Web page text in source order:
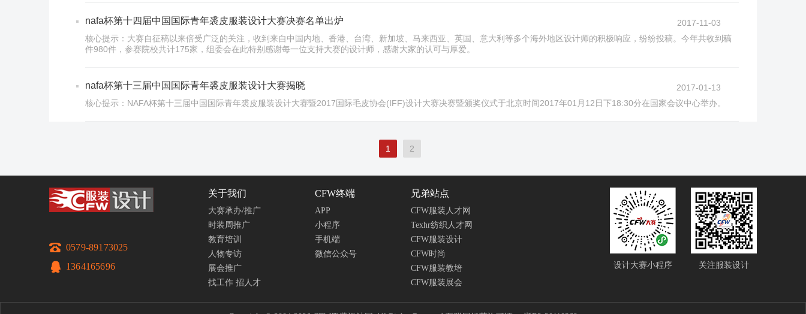
nafa杯第十四届中国国际青年裘皮服装设计大赛决赛名单出炉
2017-11-03
核心提示：大赛自征稿以来倍受广泛的关注，收到来自中国内地、香港、台湾、新加坡、马来西亚、英国、意大利等多个海外地区设计师的积极响应，纷纷投稿。今年共收到稿
件980件，参赛院校共计175家，组委会在此特别感谢每一位支持大赛的设计师，感谢大家的认可与厚爱。
nafa杯第十三届中国国际青年裘皮服装设计大赛揭晓
2017-01-13
核心提示：NAFA杯第十三届中国国际青年裘皮服装设计大赛暨2017国际毛皮协会(IFF)设计大赛决赛暨颁奖仪式于北京时间2017年01月12日下18:30分在国家会议中心举办。
1 2
0579-89173025
1364165696
设计大赛小程序 关注服装设计
关于我们
大赛承办/推广
时装周推广
教育培训
人物专访
展会推广
找工作 招人才
CFW终端
APP
小程序
手机端
微信公众号
兄弟站点
CFW服装人才网
Texhr纺织人才网
CFW服装设计
CFW时尚
CFW服装教培
CFW服装展会